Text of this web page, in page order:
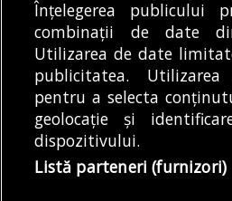
© Copyright 2025 -
Găzduit dePresslabs.com.
Despre
Noi
Media
Kit
Politică De
Confidențialitate
Tweet
Facebook
Share this selection
Tweet
Înțelegerea publicului
combinații de date
Utilizarea de date
publicitatea.
pentru a selecta
geolocație și
dispozitivului.
Listă parteneri (furnizori)